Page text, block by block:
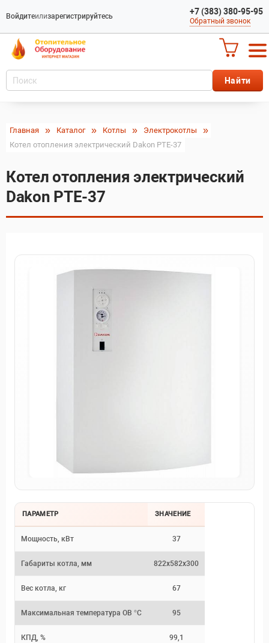
Войдитеилизарегистрируйтесь +7 (383) 380-95-95
Обратный звонок
Главная Каталог Котлы
Электрокотлы
Котел отопления электрический Dakon PTE-37
Котел отопления электрический
Dakon PTE-37
ПАРАМЕТР ЗНАЧЕНИЕ
Мощность, кВт 37
Габариты котла, мм 822х582х300
Вес котла, кг 67
Максимальная температура ОВ °С 95
КПД, % 99,1